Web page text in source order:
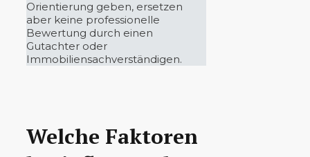
Orientierung geben, ersetzen
aber keine professionelle
Bewertung durch einen
Gutachter oder
Immobiliensachverständigen.
Welche Faktoren